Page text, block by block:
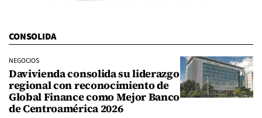
CONSOLIDA
NEGOCIOS
Davivienda consolida su liderazgo
regional con reconocimiento de
Global Finance como Mejor Banco
de Centroamérica 2026